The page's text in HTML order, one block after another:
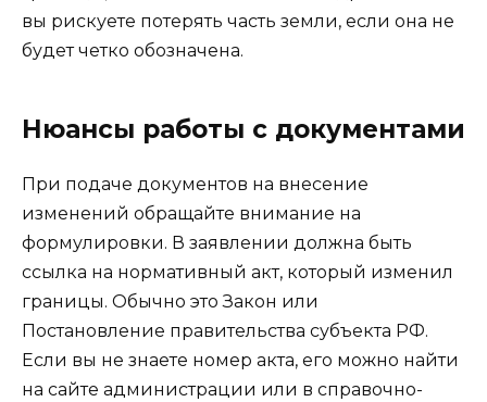
вы рискуете потерять часть земли, если она не
будет четко обозначена.
Нюансы работы с документами
При подаче документов на внесение
изменений обращайте внимание на
формулировки. В заявлении должна быть
ссылка на нормативный акт, который изменил
границы. Обычно это Закон или
Постановление правительства субъекта РФ.
Если вы не знаете номер акта, его можно найти
на сайте администрации или в справочно-